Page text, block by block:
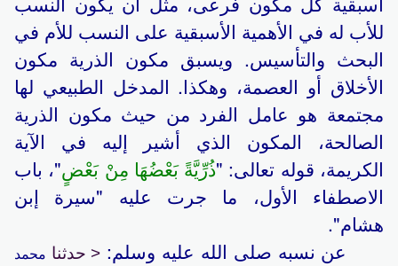
للأب له في الأهمية الأسبقية على النسب للأم في
البحث والتأسيس. ويسبق مكون الذرية مكون
الأخلاق أو العصمة، وهكذا. المدخل الطبيعي لها
مجتمعة هو عامل الفرد من حيث مكون الذرية
الصالحة، المكون الذي أشير إليه في الآية
الكريمة، قوله تعالى: "ذُرِّيَّةً بَعْضُهَا مِنْ بَعْضٍ"، باب
الاصطفاء الأول، ما جرت عليه "سيرة إبن
هشام".
عن نسبه صلى الله عليه وسلم:< حدثنا محمد